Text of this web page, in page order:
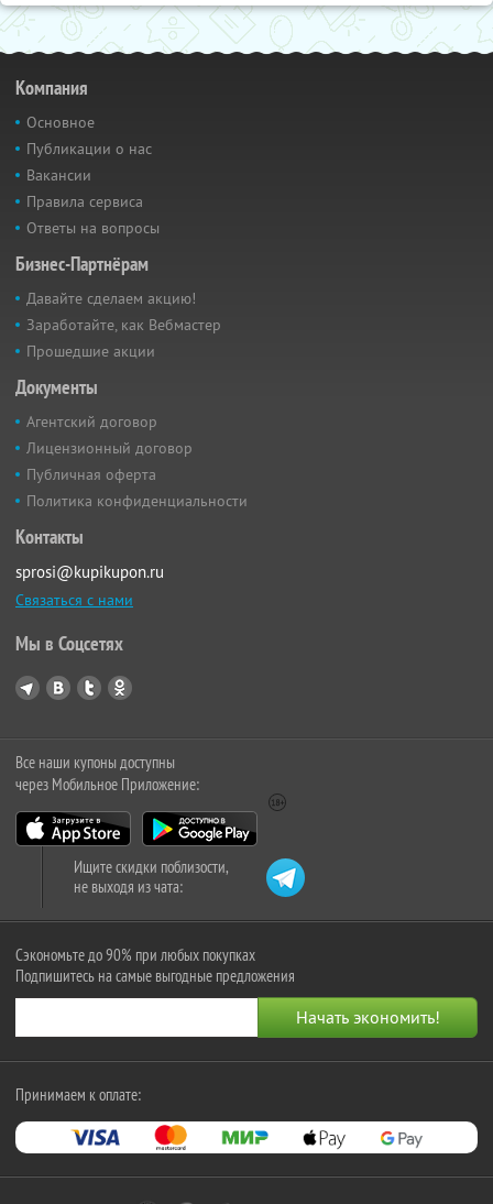
Компания
Основное
Публикации о нас
Вакансии
Правила сервиса
Ответы на вопросы
Бизнес-Партнёрам
Давайте сделаем акцию!
Заработайте, как Вебмастер
Прошедшие акции
Документы
Агентский договор
Лицензионный договор
Публичная оферта
Политика конфиденциальности
Контакты
sprosi@kupikupon.ru
Связаться с нами
Мы в Соцсетях
Все наши купоны доступны
через Мобильное Приложение:
Ищите скидки поблизости,
не выходя из чата:
Сэкономьте до 90% при любых покупках
Подпишитесь на самые выгодные предложения
Принимаем к оплате: